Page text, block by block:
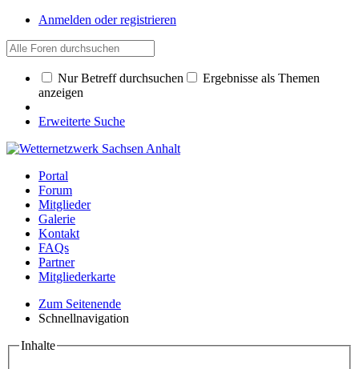
Anmelden oder registrieren
Nur Betreff durchsuchen
Ergebnisse als Themen
anzeigen
Erweiterte Suche
Portal
Forum
Mitglieder
Galerie
Kontakt
FAQs
Partner
Mitgliederkarte
Zum Seitenende
Schnellnavigation
Inhalte